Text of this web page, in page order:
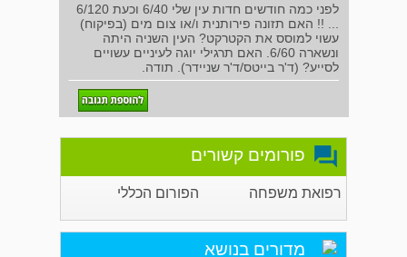
לפני כמה חודשים חדות עין שלי 6/40 וכעת 6/120
... !! האם תזונה פירותנית ו/או צום מים (בפיקוח)
עשוי למוסס את הקטרקט? העין השניה היתה
ונשארה 6/60. האם תרגילי יוגה לעיניים עשויים
לסייע? (ד'ר בייטס/ד'ר שניידר). תודה.
פורומים קשורים
רפואת משפחה הפורום הכללי
מדורים בנושא